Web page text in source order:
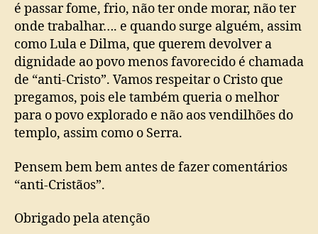
é passar fome, frio, não ter onde morar, não ter
onde trabalhar…. e quando surge alguém, assim
como Lula e Dilma, que querem devolver a
dignidade ao povo menos favorecido é chamada
de “anti-Cristo”. Vamos respeitar o Cristo que
pregamos, pois ele também queria o melhor
para o povo explorado e não aos vendilhões do
templo, assim como o Serra.
Pensem bem bem antes de fazer comentários
“anti-Cristãos”.
Obrigado pela atenção